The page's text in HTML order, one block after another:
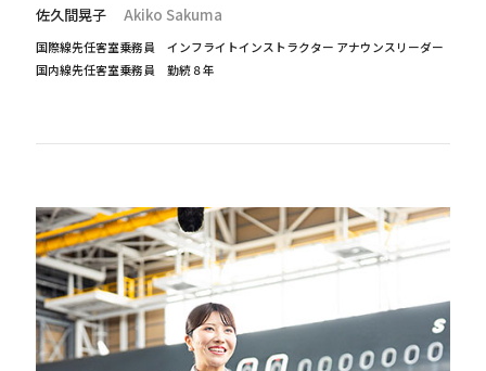
佐久間晃子 Akiko Sakuma
国際線先任客室乗務員 インフライトインストラクター アナウンスリーダー
国内線先任客室乗務員 勤続８年